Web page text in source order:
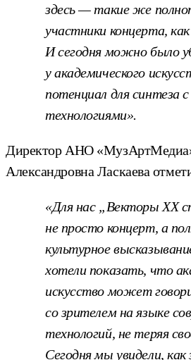
здесь — такие же
участники концерта,
И сегодня можно было
у академического
потенциал для синтеза
технологиями».
Директор АНО
Александровна Ласкаева
«Для нас „Векторы XX
не просто концерт, а
культурное
хотели показать, что
искусство может
со зрителем на языке
технологий, не теряя
Сегодня мы увидели, как